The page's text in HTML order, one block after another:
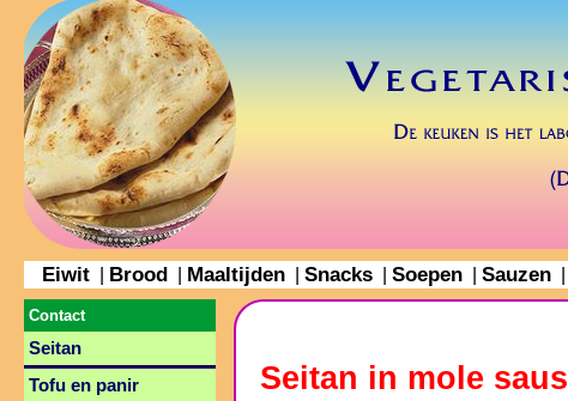
Eiwit Brood Maaltijden Snacks Soepen Sauzen
Seitan in mole saus
Contact
Seitan
Tofu en panir